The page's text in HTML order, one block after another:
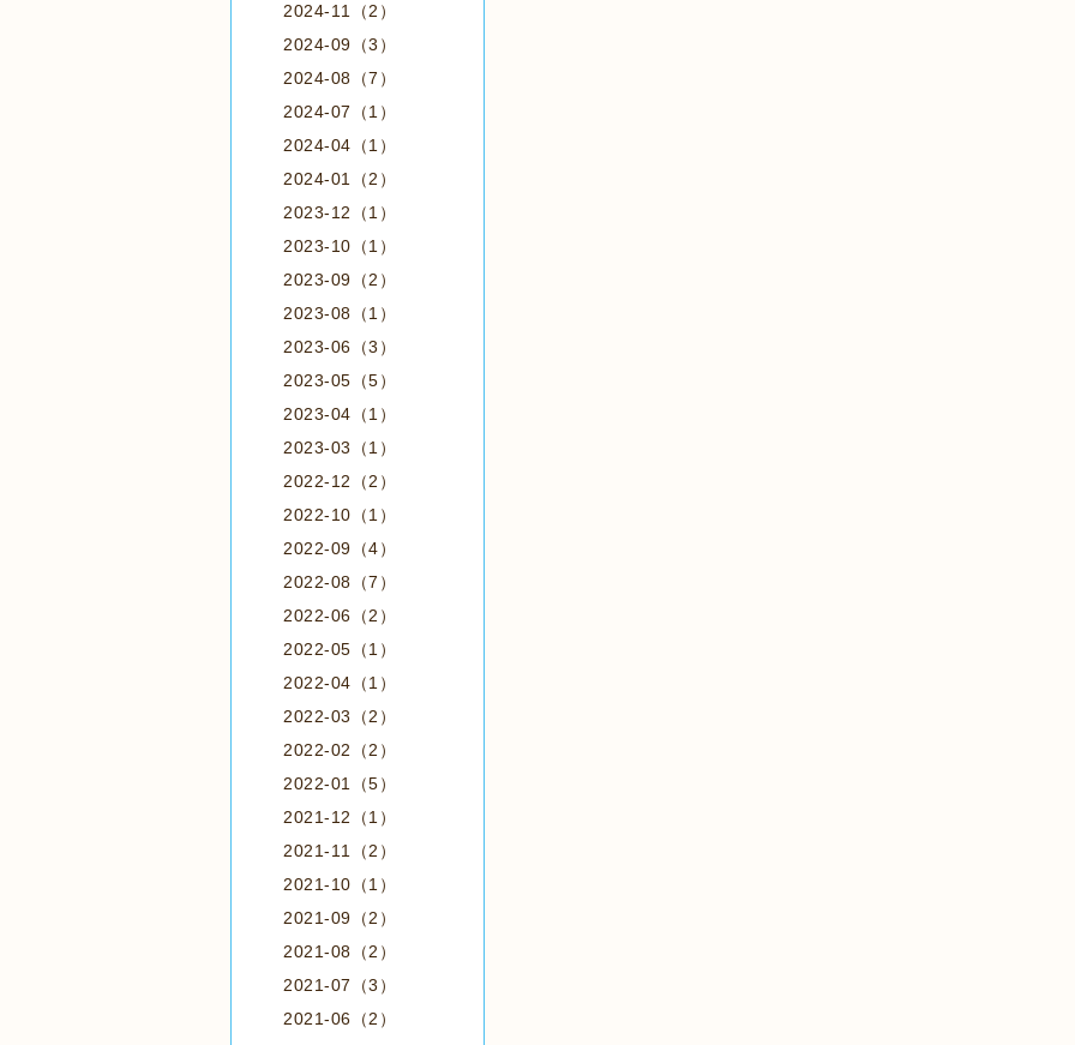
2024-11（2）
2024-09（3）
2024-08（7）
2024-07（1）
2024-04（1）
2024-01（2）
2023-12（1）
2023-10（1）
2023-09（2）
2023-08（1）
2023-06（3）
2023-05（5）
2023-04（1）
2023-03（1）
2022-12（2）
2022-10（1）
2022-09（4）
2022-08（7）
2022-06（2）
2022-05（1）
2022-04（1）
2022-03（2）
2022-02（2）
2022-01（5）
2021-12（1）
2021-11（2）
2021-10（1）
2021-09（2）
2021-08（2）
2021-07（3）
2021-06（2）